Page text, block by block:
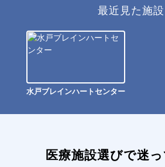
最近見た施設
水戸ブレインハートセンター
医療施設選びで迷